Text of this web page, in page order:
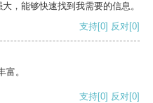
，能够快速找到我需要的信息。
支持[0] 反对[0]
。
支持[0] 反对[0]